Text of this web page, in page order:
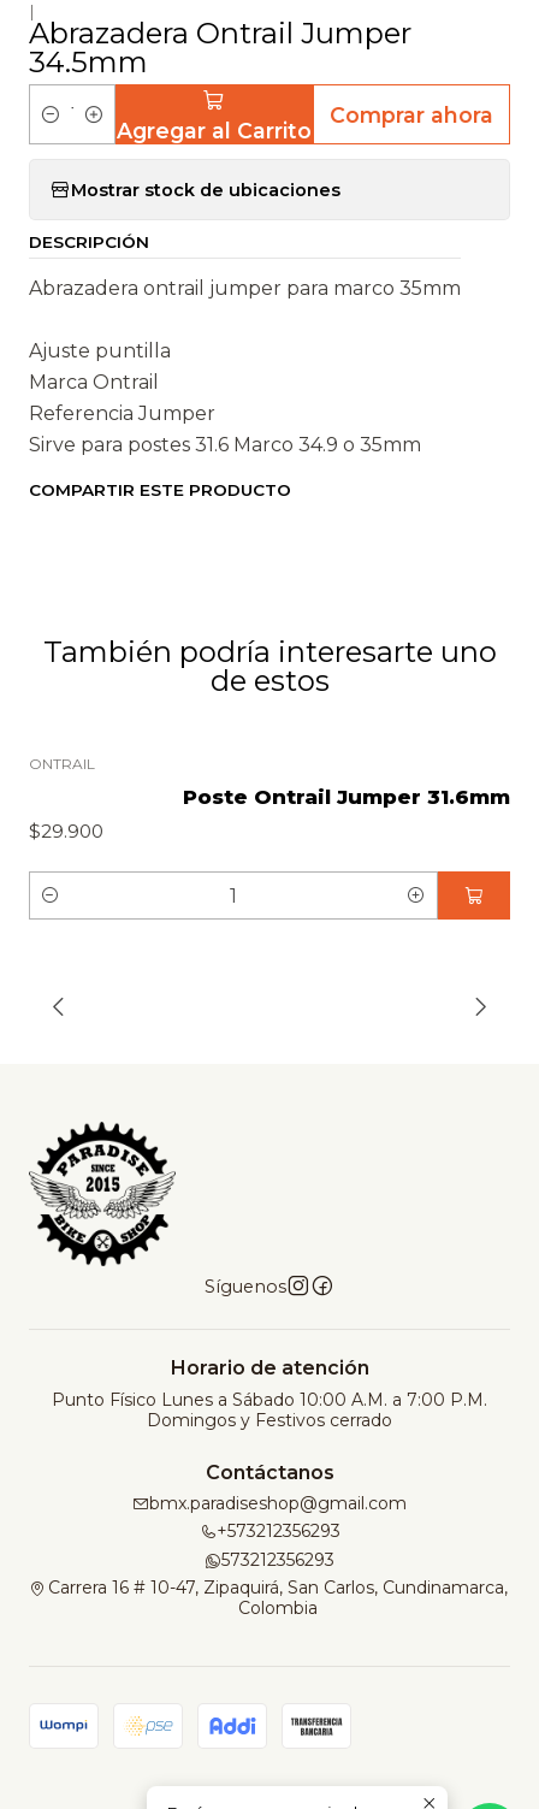
|
Abrazadera Ontrail Jumper
34.5mm
a
t
i
d
d
Agregar al Carrito
Comprar ahora
Mostrar stock de ubicaciones
DESCRIPCIÓN
Abrazadera ontrail jumper para marco 35mm
Ajuste puntilla
Marca Ontrail
Referencia Jumper
Sirve para postes 31.6 Marco 34.9 o 35mm
COMPARTIR ESTE PRODUCTO
También podría interesarte uno
de estos
ONTRAIL
Poste Ontrail Jumper 31.6mm
$29.900
Síguenos
Horario de atención
Punto Físico Lunes a Sábado 10:00 A.M. a 7:00 P.M.
Domingos y Festivos cerrado
Contáctanos
bmx.paradiseshop@gmail.com
+573212356293
573212356293
Carrera 16 # 10-47, Zipaquirá, San Carlos, Cundinamarca,
Colombia